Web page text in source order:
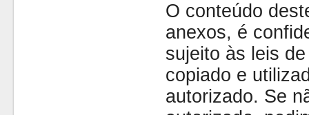
O conteúdo
anexos, é
sujeito às leis
copiado e
autorizado. Se